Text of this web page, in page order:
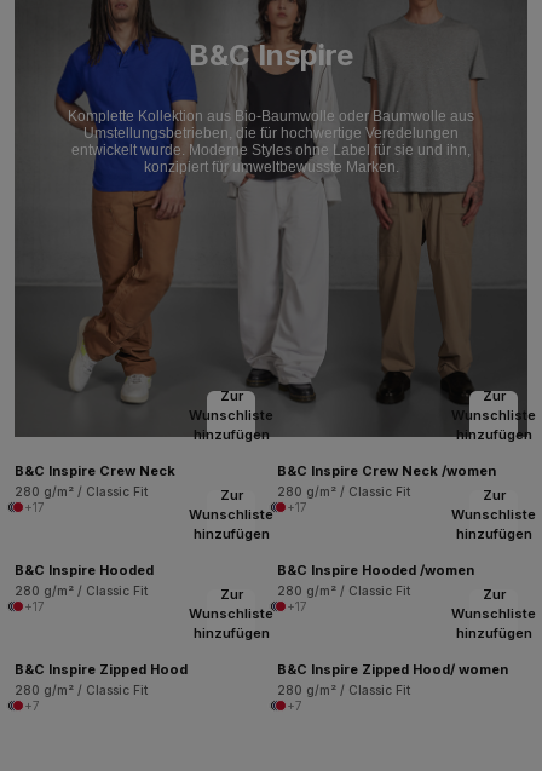
B&C Inspire
Komplette Kollektion aus Bio-Baumwolle oder Baumwolle aus
Umstellungsbetrieben, die für hochwertige Veredelungen
entwickelt wurde. Moderne Styles ohne Label für sie und ihn,
konzipiert für umweltbewusste Marken.
Zur
Wunschliste
hinzufügen
B&C Inspire Crew Neck
280 g/m² / Classic Fit
+17
Zur
Wunschliste
hinzufügen
B&C Inspire Crew Neck /women
280 g/m² / Classic Fit
+17
Zur
Wunschliste
hinzufügen
B&C Inspire Hooded
280 g/m² / Classic Fit
+17
Zur
Wunschliste
hinzufügen
B&C Inspire Hooded /women
280 g/m² / Classic Fit
+17
Zur
Wunschliste
hinzufügen
B&C Inspire Zipped Hood
280 g/m² / Classic Fit
+7
Zur
Wunschliste
hinzufügen
B&C Inspire Zipped Hood/ women
280 g/m² / Classic Fit
+7